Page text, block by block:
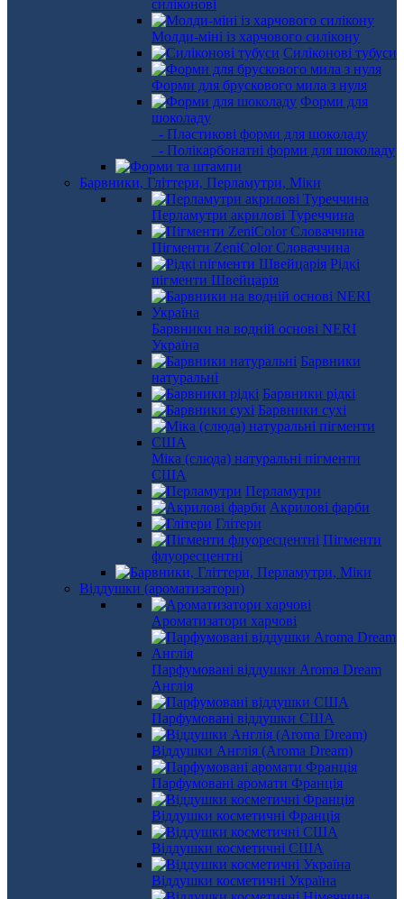
силіконові
Молди-міні із харчового силікону
Силіконові тубуси
Форми для брускового мила з нуля
Форми для
шоколаду
- Пластикові форми для шоколаду
- Полікарбонатні форми для шоколаду
Барвники, Гліттери, Перламутри, Міки
Перламутри акрилові Туреччина
Пігменти ZeniColor Словаччина
Рідкі
пігменти Швейцарія
Барвники на водній основі NERI
Україна
Барвники
натуральні
Барвники рідкі
Барвники сухі
Міка (слюда) натуральні пігменти
США
Перламутри
Акрилові фарби
Глітери
Пігменти
флуоресцентні
Віддушки (ароматизатори)
Ароматизатори харчові
Парфумовані віддушки Aroma Dream
Англія
Парфумовані віддушки США
Віддушки Англія (Aroma Dream)
Парфумовані аромати Франція
Віддушки косметичні Франція
Віддушки косметичні США
Віддушки косметичні Україна